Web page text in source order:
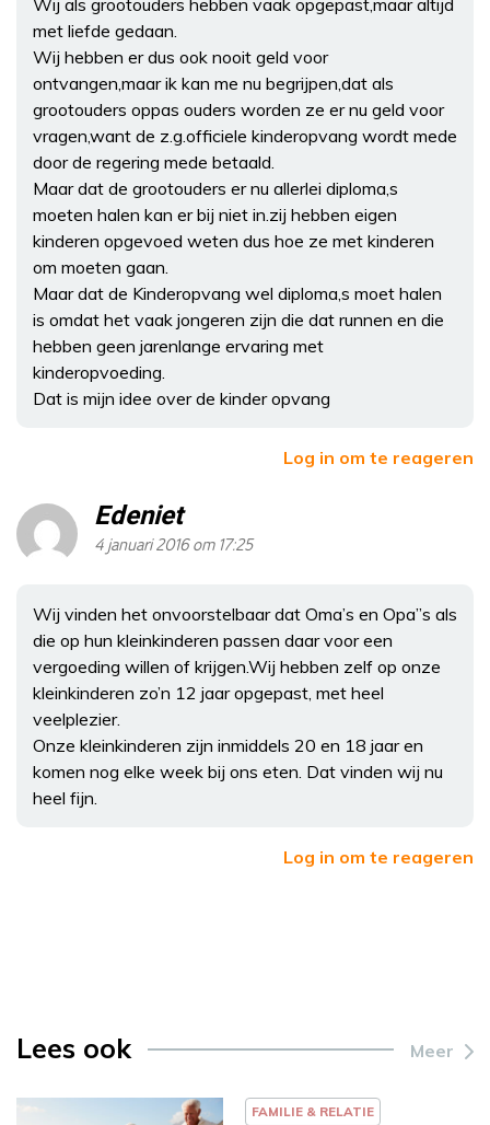
met liefde gedaan.
Wij hebben er dus ook nooit geld voor
ontvangen,maar ik kan me nu begrijpen,dat als
grootouders oppas ouders worden ze er nu geld voor
vragen,want de z.g.officiele kinderopvang wordt mede
door de regering mede betaald.
Maar dat de grootouders er nu allerlei diploma,s
moeten halen kan er bij niet in.zij hebben eigen
kinderen opgevoed weten dus hoe ze met kinderen
om moeten gaan.
Maar dat de Kinderopvang wel diploma,s moet halen
is omdat het vaak jongeren zijn die dat runnen en die
hebben geen jarenlange ervaring met
kinderopvoeding.
Dat is mijn idee over de kinder opvang
Log in om te reageren
Edeniet
4 januari 2016 om 17:25
Wij vinden het onvoorstelbaar dat Oma’s en Opa”s als
die op hun kleinkinderen passen daar voor een
vergoeding willen of krijgen.Wij hebben zelf op onze
kleinkinderen zo’n 12 jaar opgepast, met heel
veelplezier.
Onze kleinkinderen zijn inmiddels 20 en 18 jaar en
komen nog elke week bij ons eten. Dat vinden wij nu
heel fijn.
Log in om te reageren
Lees ook Meer
FAMILIE & RELATIE